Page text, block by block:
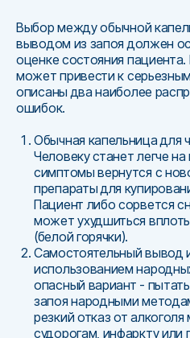
Выбор между обычной
выводом из запоя должен
оценке состояния
может привести к
описаны два наиболее
ошибок.
Обычная капельница для
Человеку станет легче
симптомы вернутся с
препараты для
Пациент либо сорвется
может ухудшиться
(белой горячки).
Самостоятельный вывод
использованием
опасный вариант -
запоя народными
резкий отказ от
судорогам, инфаркту или